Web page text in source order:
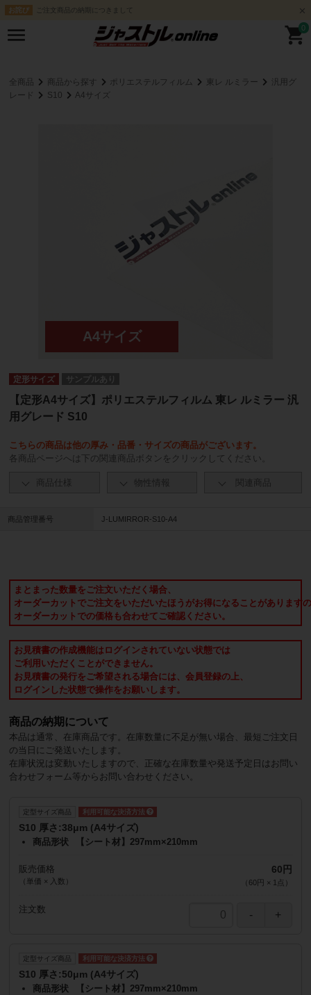
お詫び ご注文商品の納期につきまして
0
全商品 商品から探す ポリエステルフィルム 東レ ルミラー
汎用グ
レード
S10 A4サイズ
定形サイズ サンプルあり
【定形A4サイズ】ポリエステルフィルム 東レ ルミラー 汎
用グレード S10
こちらの商品は他の厚み・品番・サイズの商品がございます。
各商品ページへは下の関連商品ボタンをクリックしてください。
商品仕様 物性情報 関連商品
商品管理番号 J-LUMIRROR-S10-A4
まとまった数量をご注文いただく場合、
オーダーカットでご注文をいただいたほうがお得になることがあります
オーダーカットでの価格も合わせてご確認ください。
お見積書の作成機能はログインされていない状態では
ご利用いただくことができません。
お見積書の発行をご希望される場合には、会員登録の上、
ログインした状態で操作をお願いします。
商品の納期について
本品は通常、在庫商品です。在庫数量に不足が無い場合、最短ご注文日
の当日にご発送いたします。
在庫状況は変動いたしますので、正確な在庫数量や発送予定日はお問い
合わせフォーム等からお問い合わせください。
定型サイズ商品
S10 厚さ:38μm (A4サイズ)
商品形状 【シート材】297mm×210mm
販売価格
（単価 × 入数）
60円
（ 60円 × 1 点 ）
注文数
定型サイズ商品
S10 厚さ:50μm (A4サイズ)
商品形状 【シート材】297mm×210mm